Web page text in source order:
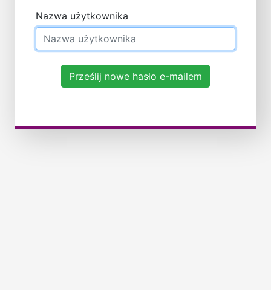
Nazwa użytkownika
Prześlij nowe hasło e-mailem